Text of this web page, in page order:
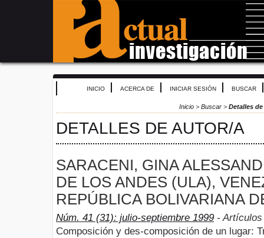
INICIO ACERCA DE INICIAR SESIÓN BUSCAR
Inicio > Buscar > Detalles
DETALLES DE AUTOR/A
SARACENI, GINA
DE LOS ANDES (ULA),
REPÚBLICA BOLIVARIANA
Núm. 41 (31): julio-septiembre 1999 - Artículos
Composición y des-composición de un lugar: